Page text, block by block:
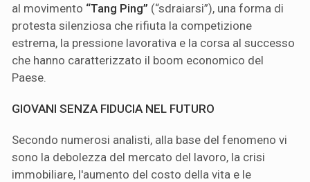
al movimento “Tang Ping” (“sdraiarsi”), una forma di
protesta silenziosa che rifiuta la competizione
estrema, la pressione lavorativa e la corsa al successo
che hanno caratterizzato il boom economico del
Paese.
GIOVANI SENZA FIDUCIA NEL FUTURO
Secondo numerosi analisti, alla base del fenomeno vi
sono la debolezza del mercato del lavoro, la crisi
immobiliare, l'aumento del costo della vita e le